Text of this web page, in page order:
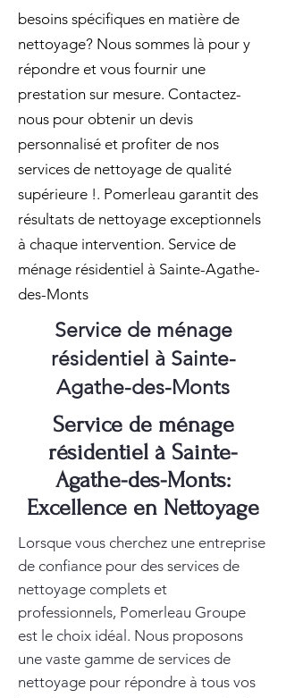
besoins spécifiques en matière de
nettoyage? Nous sommes là pour y
répondre et vous fournir une
prestation sur mesure. Contactez-
nous pour obtenir un devis
personnalisé et profiter de nos
services de nettoyage de qualité
supérieure !. Pomerleau garantit des
résultats de nettoyage exceptionnels
à chaque intervention. Service de
ménage résidentiel à Sainte-Agathe-
des-Monts
Service de ménage
résidentiel à Sainte-
Agathe-des-Monts
Service de ménage
résidentiel à Sainte-
Agathe-des-Monts:
Excellence en Nettoyage
Lorsque vous cherchez une entreprise
de confiance pour des services de
nettoyage complets et
professionnels, Pomerleau Groupe
est le choix idéal. Nous proposons
une vaste gamme de services de
nettoyage pour répondre à tous vos